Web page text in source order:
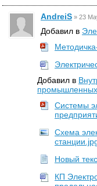
AndreiS » 23
Добавил в
Добавил в
промышленных
Системы
Схема
Новый
КП